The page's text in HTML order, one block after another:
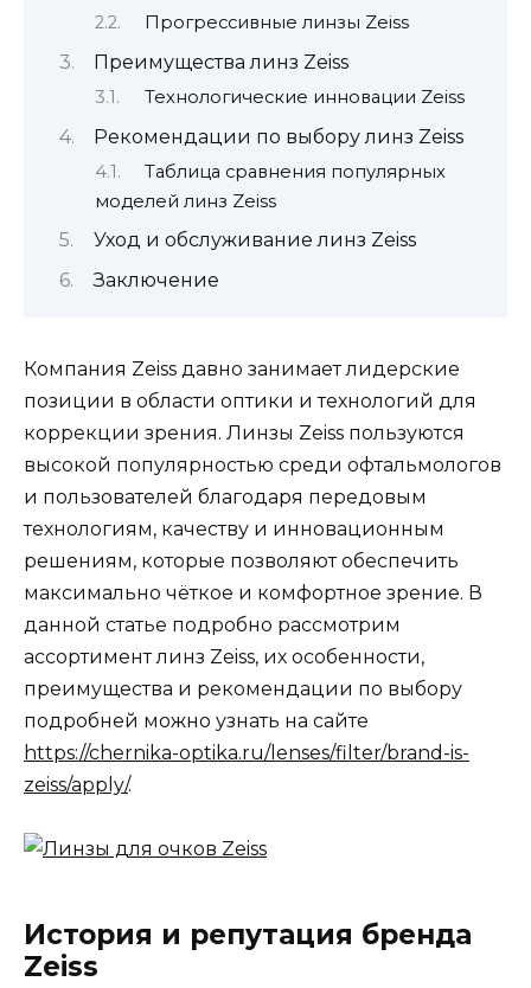
Прогрессивные линзы Zeiss
Преимущества линз Zeiss
Технологические инновации Zeiss
Рекомендации по выбору линз Zeiss
Таблица сравнения популярных
моделей линз Zeiss
Уход и обслуживание линз Zeiss
Заключение
Компания Zeiss давно занимает лидерские
позиции в области оптики и технологий для
коррекции зрения. Линзы Zeiss пользуются
высокой популярностью среди офтальмологов
и пользователей благодаря передовым
технологиям, качеству и инновационным
решениям, которые позволяют обеспечить
максимально чёткое и комфортное зрение. В
данной статье подробно рассмотрим
ассортимент линз Zeiss, их особенности,
преимущества и рекомендации по выбору
подробней можно узнать на сайте
https://chernika-optika.ru/lenses/filter/brand-is-
zeiss/apply/.
История и репутация бренда
Zeiss